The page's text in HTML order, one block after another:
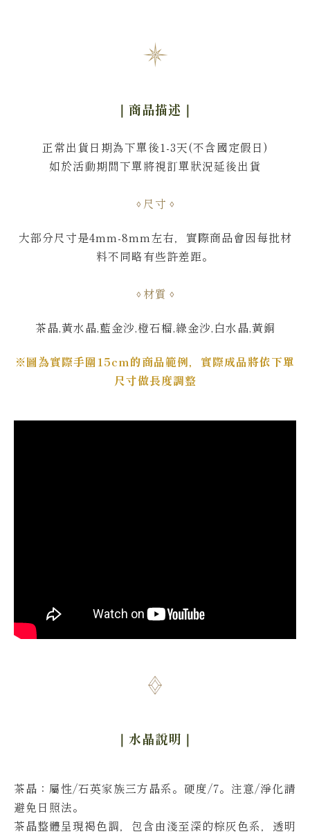
｜商品描述 ｜
正常出貨日期為下單後1-3天(不含國定假日)
如於活動期間下單將視訂單狀況延後出貨
尺寸
大部分尺寸是4mm-8mm左右， 實際商品會因每批材
料不同略有些許差距。
材質
茶晶,黃水晶,藍金沙,橙石榴,綠金沙,白水晶,黃銅
※圖為實際手圍15cm的商品範例，實際成品將依下單
尺寸做長度調整
｜水晶說明 ｜
茶晶 ：屬性/石英家族三方晶系。硬度/7。 注意/淨化請
避免日照法。
茶晶整體呈現褐色調，包含由淺至深的棕灰色系，透明